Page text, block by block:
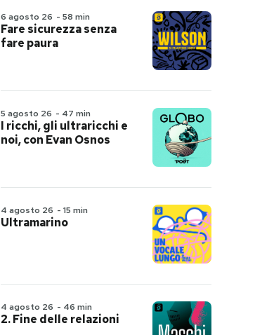
6 agosto 26 - 58 min
Fare sicurezza senza
fare paura
5 agosto 26 - 47 min
I ricchi, gli ultraricchi e
noi, con Evan Osnos
4 agosto 26 - 15 min
Ultramarino
4 agosto 26 - 46 min
2. Fine delle relazioni